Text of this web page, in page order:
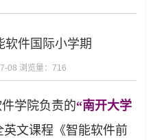
软件国际小学期
08 浏览量： 716
学院负责的“南开大学
英文课程《智能软件前